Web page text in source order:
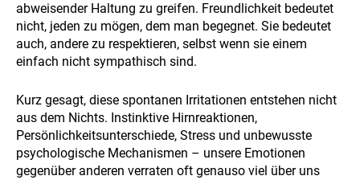
abweisender Haltung zu greifen. Freundlichkeit bedeutet
nicht, jeden zu mögen, dem man begegnet. Sie bedeutet
auch, andere zu respektieren, selbst wenn sie einem
einfach nicht sympathisch sind.
Kurz gesagt, diese spontanen Irritationen entstehen nicht
aus dem Nichts. Instinktive Hirnreaktionen,
Persönlichkeitsunterschiede, Stress und unbewusste
psychologische Mechanismen – unsere Emotionen
gegenüber anderen verraten oft genauso viel über uns